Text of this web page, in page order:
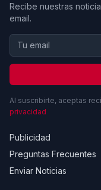
Recibe nuestras
email.
Al suscribirte, aceptas
privacidad
Publicidad
Preguntas Frecuentes
Enviar Noticias